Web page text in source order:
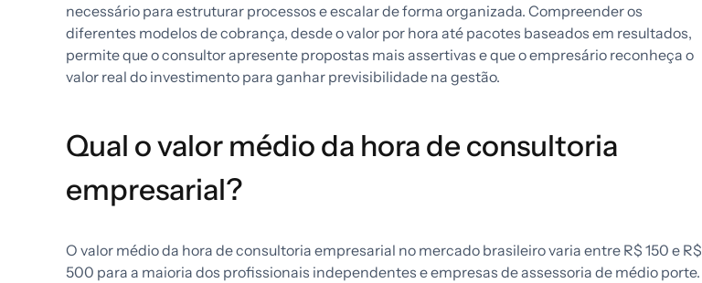
necessário para estruturar processos e escalar de forma organizada. Compreender os
diferentes modelos de cobrança, desde o valor por hora até pacotes baseados em resultados,
permite que o consultor apresente propostas mais assertivas e que o empresário reconheça o
valor real do investimento para ganhar previsibilidade na gestão.
Qual o valor médio da hora de consultoria
empresarial?
O valor médio da hora de consultoria empresarial no mercado brasileiro varia entre R$ 150 e R$
500 para a maioria dos profissionais independentes e empresas de assessoria de médio porte.